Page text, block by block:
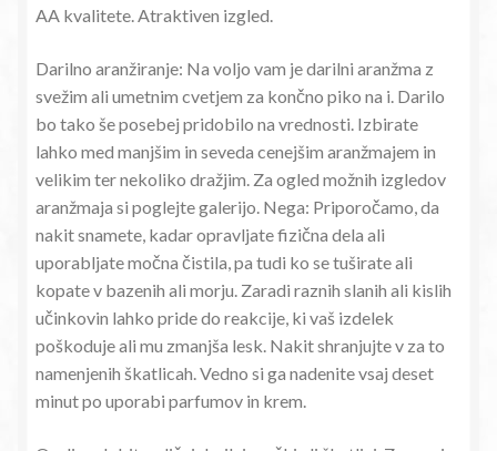
AA kvalitete. Atraktiven izgled.
Darilno aranžiranje: Na voljo vam je darilni aranžma z
svežim ali umetnim cvetjem za končno piko na i. Darilo
bo tako še posebej pridobilo na vrednosti. Izbirate
lahko med manjšim in seveda cenejšim aranžmajem in
velikim ter nekoliko dražjim. Za ogled možnih izgledov
aranžmaja si poglejte galerijo. Nega: Priporočamo, da
nakit snamete, kadar opravljate fizična dela ali
uporabljate močna čistila, pa tudi ko se tuširate ali
kopate v bazenih ali morju. Zaradi raznih slanih ali kislih
učinkovin lahko pride do reakcije, ki vaš izdelek
poškoduje ali mu zmanjša lesk. Nakit shranjujte v za to
namenjenih škatlicah. Vedno si ga nadenite vsaj deset
minut po uporabi parfumov in krem.